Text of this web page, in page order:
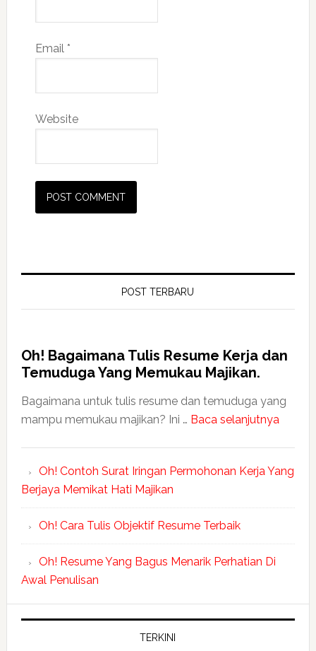
Email *
Website
POST TERBARU
Oh! Bagaimana Tulis Resume Kerja dan
Temuduga Yang Memukau Majikan.
Bagaimana untuk tulis resume dan temuduga yang
mampu memukau majikan? Ini … Baca selanjutnya
Oh! Contoh Surat Iringan Permohonan Kerja Yang
Berjaya Memikat Hati Majikan
Oh! Cara Tulis Objektif Resume Terbaik
Oh! Resume Yang Bagus Menarik Perhatian Di
Awal Penulisan
TERKINI